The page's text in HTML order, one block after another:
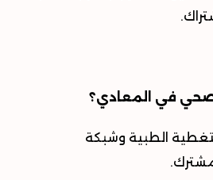
.
في المعادي؟
الطبية وشبكة
.